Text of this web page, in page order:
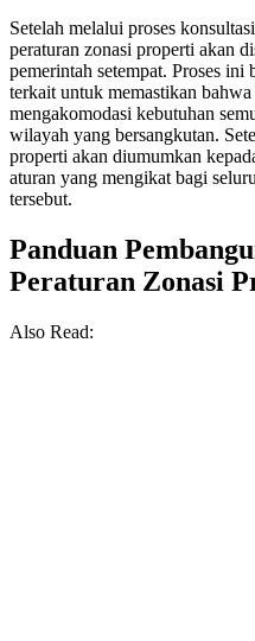
Setelah melalui proses
peraturan zonasi properti akan
pemerintah setempat. Proses
terkait untuk memastikan
mengakomodasi kebutuhan
wilayah yang bersangkutan.
properti akan diumumkan
aturan yang mengikat bagi
tersebut.
Panduan
Peraturan Zonasi
Also Read: